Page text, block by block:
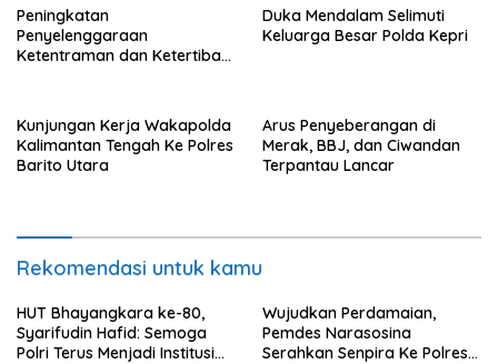
Peningkatan
Penyelenggaraan
Ketentraman dan Ketertiban
Duka Mendalam Selimuti
Keluarga Besar Polda Kepri
Kunjungan Kerja Wakapolda
Kalimantan Tengah Ke Polres
Barito Utara
Arus Penyeberangan di
Merak, BBJ, dan Ciwandan
Terpantau Lancar
Rekomendasi untuk kamu
HUT Bhayangkara ke-80,
Syarifudin Hafid: Semoga
Polri Terus Menjadi Institusi
Wujudkan Perdamaian,
Pemdes Narasosina
Serahkan Senpira Ke Polres